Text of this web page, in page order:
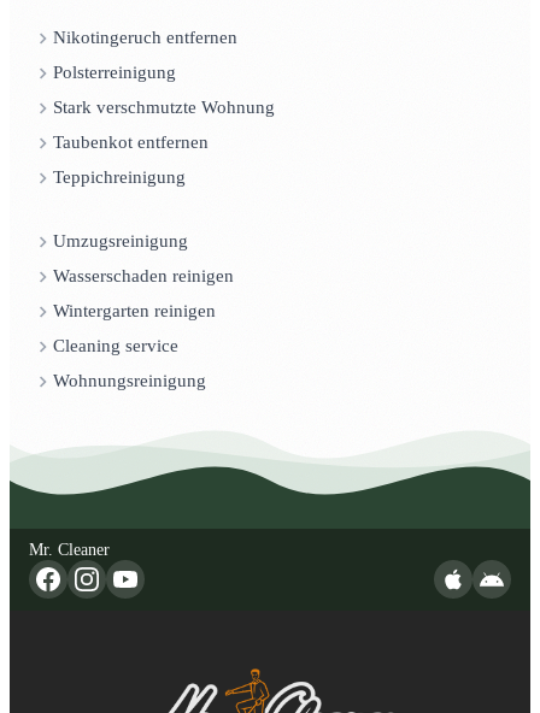
Nikotingeruch entfernen
Polsterreinigung
Stark verschmutzte Wohnung
Taubenkot entfernen
Teppichreinigung
Umzugsreinigung
Wasserschaden reinigen
Wintergarten reinigen
Cleaning service
Wohnungsreinigung
Mr. Cleaner